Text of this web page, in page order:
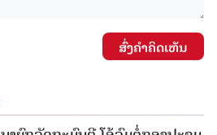
ສົ່ງຄໍາຄິດເຫັນ